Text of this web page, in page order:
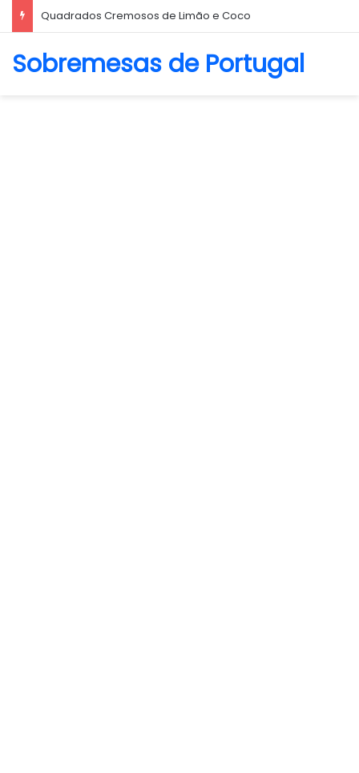
Biscoito Amanteigado
Sobremesas de Portugal